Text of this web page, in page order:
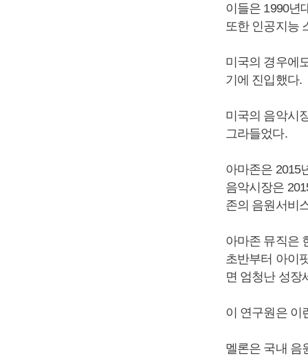
이들은 1990년
또한 인공지능
미국의 경우에
기에 진입했다.
미국의 음악시
그라들었다.
아마존은 2015
음악시장은
존의 음원서비
아마존 뮤직은
초반부터 아이
면 엄청난 성장
이 연구원은 이
멜론은 국내 음